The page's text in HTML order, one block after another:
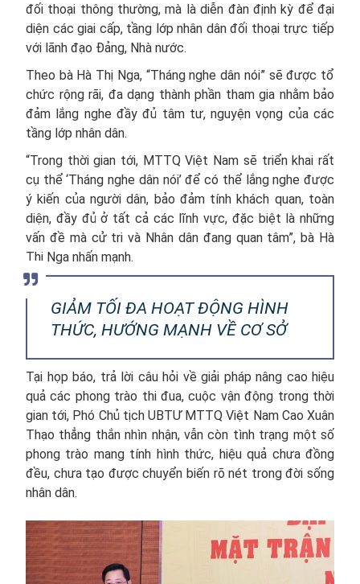
đối thoại thông thường, mà là diễn đàn định kỳ để đại
diện các giai cấp, tầng lớp nhân dân đối thoại trực tiếp
với lãnh đạo Đảng, Nhà nước.
Theo bà Hà Thị Nga, “Tháng nghe dân nói” sẽ được tổ
chức rộng rãi, đa dạng thành phần tham gia nhằm bảo
đảm lắng nghe đầy đủ tâm tư, nguyện vọng của các
tầng lớp nhân dân.
“Trong thời gian tới, MTTQ Việt Nam sẽ triển khai rất
cụ thể ‘Tháng nghe dân nói’ để có thể lắng nghe được
ý kiến của người dân, bảo đảm tính khách quan, toàn
diện, đầy đủ ở tất cả các lĩnh vực, đặc biệt là những
vấn đề mà cử tri và Nhân dân đang quan tâm”, bà Hà
Thị Nga nhấn mạnh.
GIẢM TỐI ĐA HOẠT ĐỘNG HÌNH
THỨC, HƯỚNG MẠNH VỀ CƠ SỞ
Tại họp báo, trả lời câu hỏi về giải pháp nâng cao hiệu
quả các phong trào thi đua, cuộc vận động trong thời
gian tới, Phó Chủ tịch UBTƯ MTTQ Việt Nam Cao Xuân
Thạo thẳng thắn nhìn nhận, vẫn còn tình trạng một số
phong trào mang tính hình thức, hiệu quả chưa đồng
đều, chưa tạo được chuyển biến rõ nét trong đời sống
nhân dân.